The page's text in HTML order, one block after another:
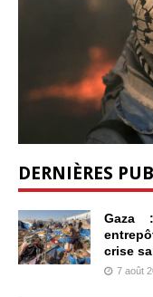
DERNIÈRES
Gaza
crise
7 août